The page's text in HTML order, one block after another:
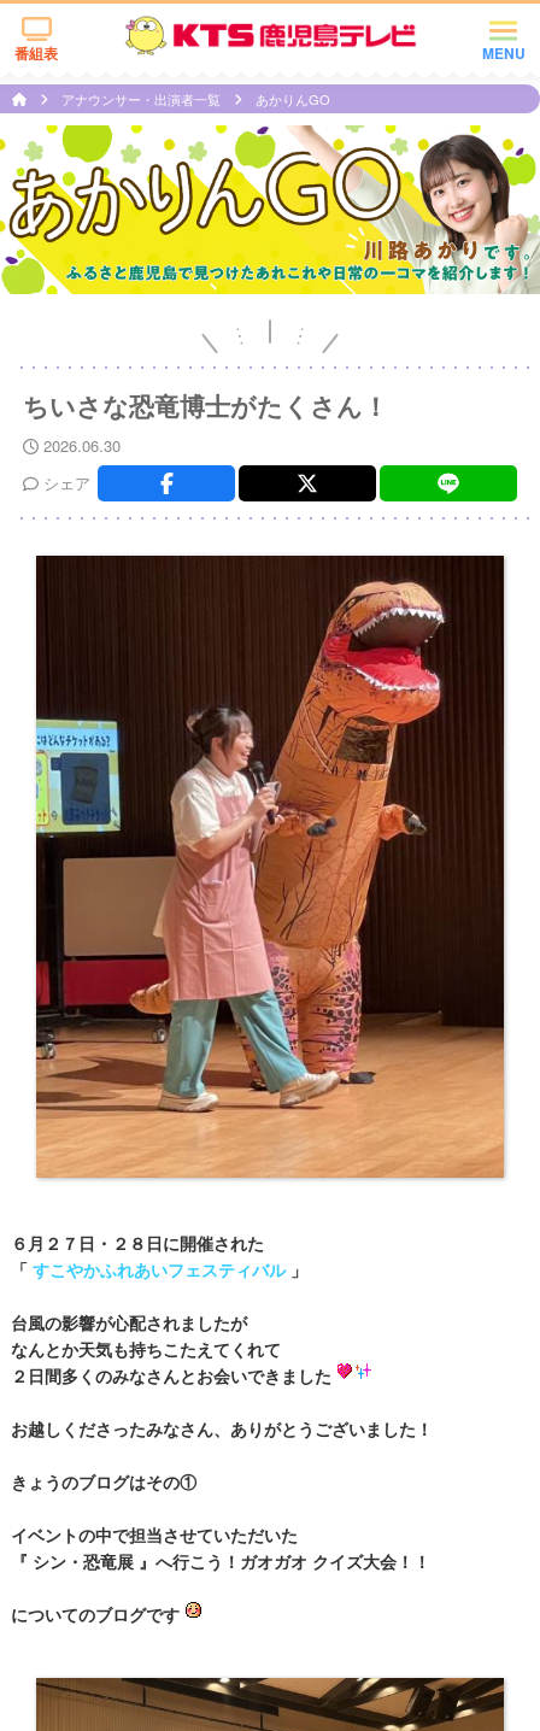
MENU
番組表
アナウンサー・出演者一覧 あかりんGO
ちいさな恐竜博士がたくさん！
2026.06.30
シェア
６月２７日・２８日に開催された
「 すこやかふれあいフェスティバル 」
台風の影響が心配されましたが
なんとか天気も持ちこたえてくれて
２日間多くのみなさんとお会いできました
お越しくださったみなさん、ありがとうございました！
きょうのブログはその①
イベントの中で担当させていただいた
『 シン・恐竜展 』へ行こう！ガオガオ クイズ大会！！
についてのブログです